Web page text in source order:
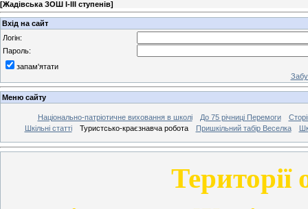
[Жадівська ЗОШ І-ІІІ ступенів]
Вхід на сайт
Логін:
Пароль:
запам'ятати
Меню сайту
Національно-патріотичне виховання в школі До 75 річниці Перемоги
Шкільні статті
Туристсько-краєзнавча робота Пришкільний табір Веселка
Території